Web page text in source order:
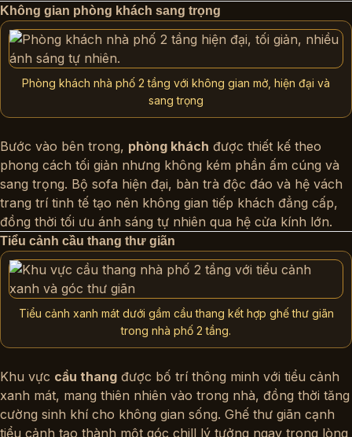
Không gian phòng khách sang trọng
Phòng khách nhà phố 2 tầng với không gian mở, hiện đại và
sang trọng
Bước vào bên trong, phòng khách được thiết kế theo
phong cách tối giản nhưng không kém phần ấm cúng và
sang trọng. Bộ sofa hiện đại, bàn trà độc đáo và hệ vách
trang trí tinh tế tạo nên không gian tiếp khách đẳng cấp,
đồng thời tối ưu ánh sáng tự nhiên qua hệ cửa kính lớn.
Tiểu cảnh cầu thang thư giãn
Tiểu cảnh xanh mát dưới gầm cầu thang kết hợp ghế thư giãn
trong nhà phố 2 tầng.
Khu vực cầu thang được bố trí thông minh với tiểu cảnh
xanh mát, mang thiên nhiên vào trong nhà, đồng thời tăng
cường sinh khí cho không gian sống. Ghế thư giãn cạnh
tiểu cảnh tạo thành một góc chill lý tưởng ngay trong lòng